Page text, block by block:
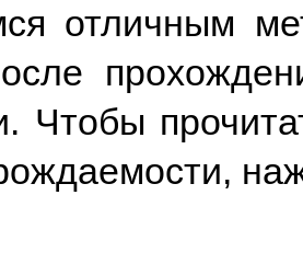
отличным
Чтобы